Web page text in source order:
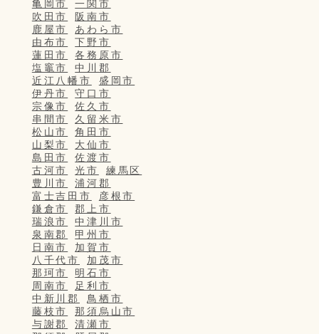
亀岡市
一関市
吹田市
阪南市
鹿屋市
あわら市
由布市
下野市
蓮田市
各務原市
塩竈市
中川郡
近江八幡市
盛岡市
伊丹市
守口市
宗像市
佐久市
串間市
久留米市
松山市
角田市
山梨市
大仙市
島田市
佐渡市
古河市
光市
練馬区
豊川市
浦河郡
富士吉田市
彦根市
鎌倉市
郡上市
瑞浪市
中津川市
泉南郡
甲州市
日南市
加賀市
八千代市
加茂市
那珂市
明石市
周南市
足利市
中新川郡
鳥栖市
藤枝市
那須烏山市
与謝郡
清瀬市